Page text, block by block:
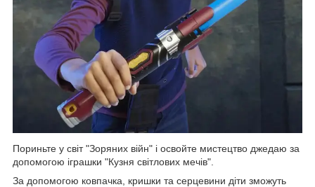
Пориньте у світ "Зоряних війн" і освойте мистецтво джедаю за
допомогою іграшки "Кузня світлових мечів".
За допомогою ковпачка, кришки та серцевини діти зможуть